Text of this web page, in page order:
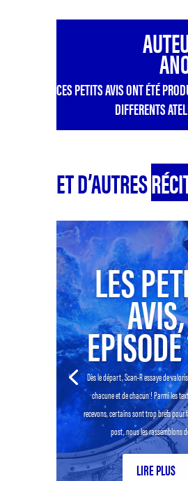
CES PETITS AVIS ONT ÉTÉ
DIFFERENTS
ET D’AUTRES
LES
AVIS,
Dès le départ, Scan-R essaye de
chacune et de chacun ! Parmi les
recevons, certains sont trop brefs pour
post, nous les rassemblons
LIRE PLUS